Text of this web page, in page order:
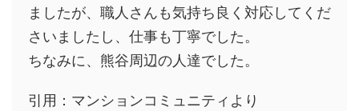
ましたが、職人さんも気持ち良く対応してくだ
さいましたし、仕事も丁寧でした。
ちなみに、熊谷周辺の人達でした。
引用：マンションコミュニティより